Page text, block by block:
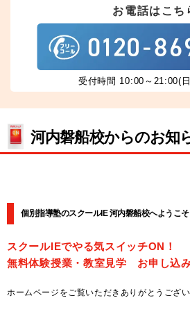
お電話はこち
受付時間 10:00～21:00(
河内磐船校からのお知
個別指導塾のスクールIE 河内磐船校へようこそ
スクールIEでやる気スイッチON！
無料体験授業・教室見学 お申し込
ホームページをご覧いただきありがとうござい